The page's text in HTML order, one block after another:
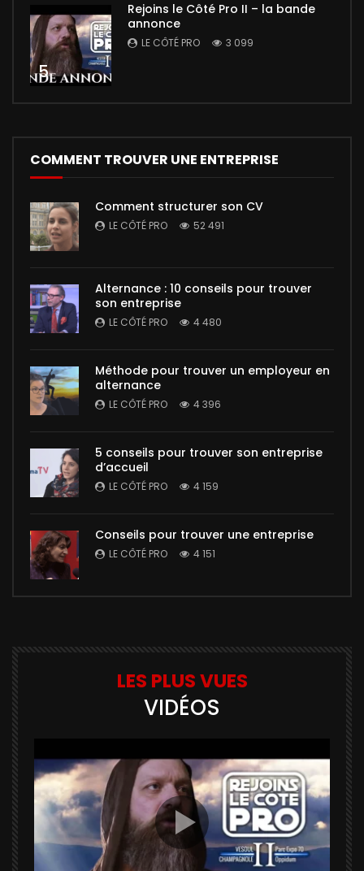
5
Rejoins le Côté Pro II – la bande
annonce
LE CÔTÉ PRO 3 099
COMMENT TROUVER UNE ENTREPRISE
Comment structurer son CV
LE CÔTÉ PRO 52 491
Alternance : 10 conseils pour trouver
son entreprise
LE CÔTÉ PRO 4 480
Méthode pour trouver un employeur en
alternance
LE CÔTÉ PRO 4 396
5 conseils pour trouver son entreprise
d’accueil
LE CÔTÉ PRO 4 159
Conseils pour trouver une entreprise
LE CÔTÉ PRO 4 151
LES PLUS VUES
VIDÉOS